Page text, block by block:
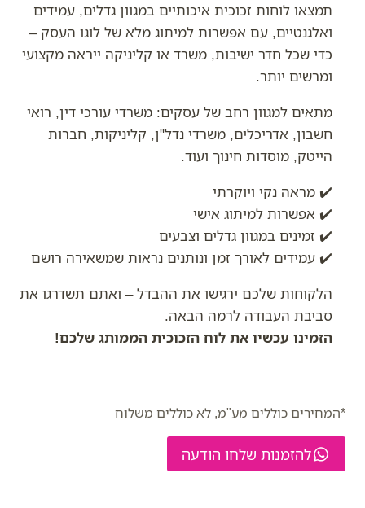
תמצאו לוחות זכוכית איכותיים במגוון גדלים, עמידים
ואלגנטיים, עם אפשרות למיתוג מלא של לוגו העסק –
כדי שכל חדר ישיבות, משרד או קליניקה ייראה מקצועי
ומרשים יותר.
מתאים למגוון רחב של עסקים: משרדי עורכי דין, רואי
חשבון, אדריכלים, משרדי נדל"ן, קליניקות, חברות
הייטק, מוסדות חינוך ועוד.
✔️ מראה נקי ויוקרתי
✔️ אפשרות למיתוג אישי
✔️ זמינים במגוון גדלים וצבעים
✔️ עמידים לאורך זמן ונותנים נראות שמשאירה רושם
הלקוחות שלכם ירגישו את ההבדל – ואתם תשדרגו את
סביבת העבודה לרמה הבאה.
הזמינו עכשיו את לוח הזכוכית הממותג שלכם!
*המחירים כוללים מע"מ, לא כוללים משלוח
להזמנות שלחו הודעה